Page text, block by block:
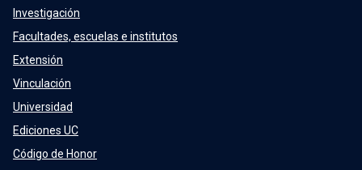
Investigación
Facultades, escuelas e institutos
Extensión
Vinculación
Universidad
Ediciones UC
Código de Honor